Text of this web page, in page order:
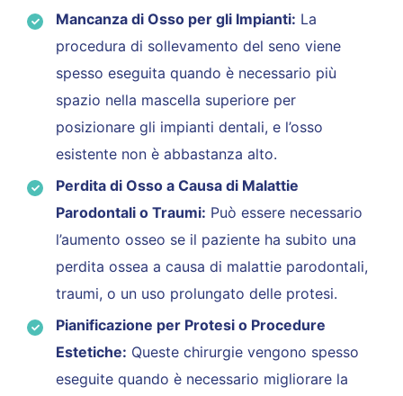
Mancanza di Osso per gli Impianti: La
procedura di sollevamento del seno viene
spesso eseguita quando è necessario più
spazio nella mascella superiore per
posizionare gli impianti dentali, e l’osso
esistente non è abbastanza alto.
Perdita di Osso a Causa di Malattie
Parodontali o Traumi: Può essere necessario
l’aumento osseo se il paziente ha subito una
perdita ossea a causa di malattie parodontali,
traumi, o un uso prolungato delle protesi.
Pianificazione per Protesi o Procedure
Estetiche: Queste chirurgie vengono spesso
eseguite quando è necessario migliorare la